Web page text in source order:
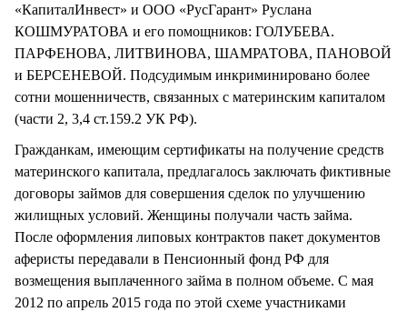
«КапиталИнвест» и ООО «РусГарант» Руслана
КОШМУРАТОВА и его помощников: ГОЛУБЕВА.
ПАРФЕНОВА, ЛИТВИНОВА, ШАМРАТОВА, ПАНОВОЙ
и БЕРСЕНЕВОЙ. Подсудимым инкриминировано более
сотни мошенничеств, связанных с материнским капиталом
(части 2, 3,4 ст.159.2 УК РФ).
Гражданкам, имеющим сертификаты на получение средств
материнского капитала, предлагалось заключать фиктивные
договоры займов для совершения сделок по улучшению
жилищных условий. Женщины получали часть займа.
После оформления липовых контрактов пакет документов
аферисты передавали в Пенсионный фонд РФ для
возмещения выплаченного займа в полном объеме. С мая
2012 по апрель 2015 года по этой схеме участниками